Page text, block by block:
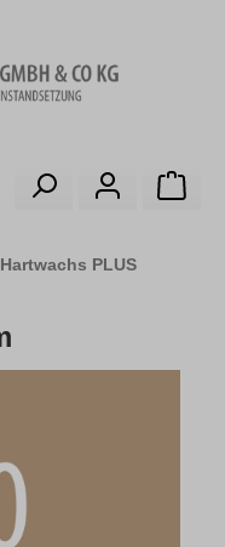
Hartwachs PLUS